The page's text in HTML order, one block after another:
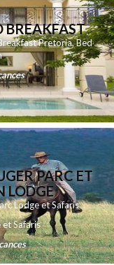
BREAKFAST
Pretoria,Bed
PARC ET
LODGE
Lodge et Safaris
Safaris